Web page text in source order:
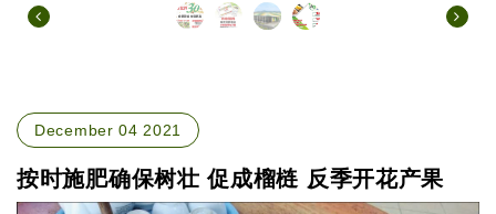
December 04 2021
按时施肥确保树壮 促成榴梿 反季开花产果